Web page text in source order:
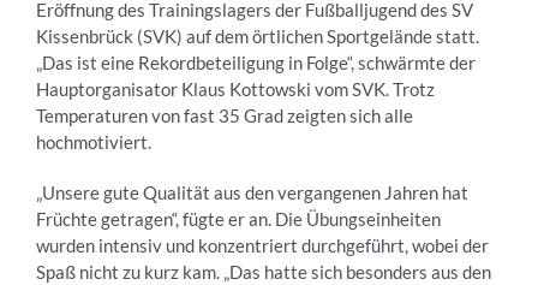
Eröffnung des Trainingslagers der Fußballjugend des SV
Kissenbrück (SVK) auf dem örtlichen Sportgelände statt.
„Das ist eine Rekordbeteiligung in Folge“, schwärmte der
Hauptorganisator Klaus Kottowski vom SVK. Trotz
Temperaturen von fast 35 Grad zeigten sich alle
hochmotiviert.
„Unsere gute Qualität aus den vergangenen Jahren hat
Früchte getragen“, fügte er an. Die Übungseinheiten
wurden intensiv und konzentriert durchgeführt, wobei der
Spaß nicht zu kurz kam. „Das hatte sich besonders aus den